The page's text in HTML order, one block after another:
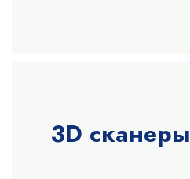
3D сканеры